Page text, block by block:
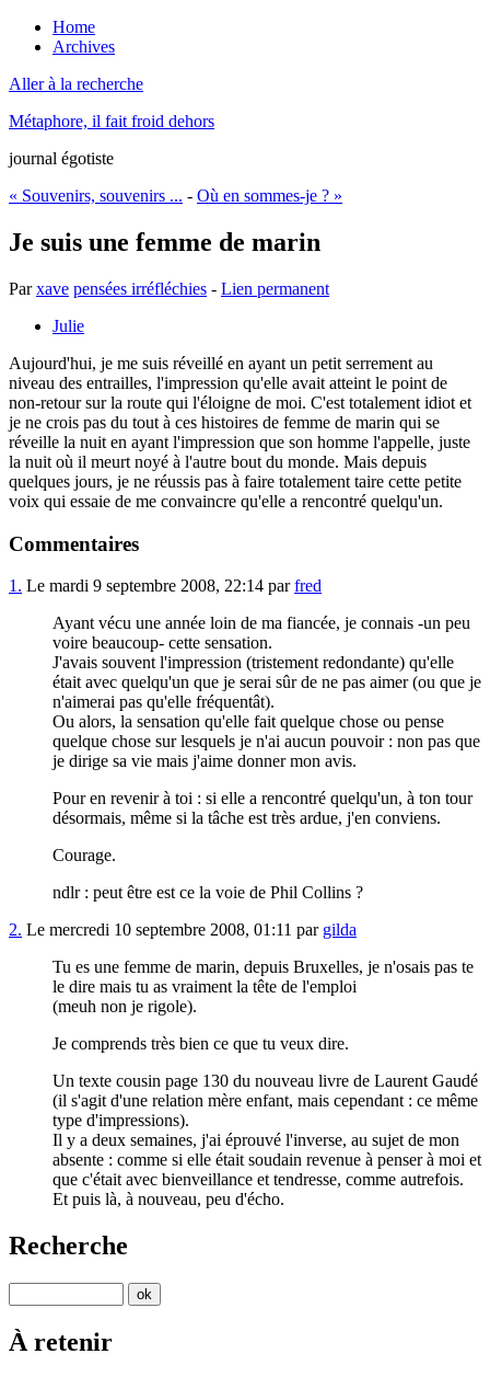
Home
Archives
Aller à la recherche
Métaphore, il fait froid dehors
journal égotiste
« Souvenirs, souvenirs ... - Où en sommes-je ? »
Je suis une femme de marin
Parxave pensées irréfléchies - Lien permanent
Julie
Aujourd'hui, je me suis réveillé en ayant un petit serrement au
niveau des entrailles, l'impression qu'elle avait atteint le point de
non-retour sur la route qui l'éloigne de moi. C'est totalement idiot et
je ne crois pas du tout à ces histoires de femme de marin qui se
réveille la nuit en ayant l'impression que son homme l'appelle, juste
la nuit où il meurt noyé à l'autre bout du monde. Mais depuis
quelques jours, je ne réussis pas à faire totalement taire cette petite
voix qui essaie de me convaincre qu'elle a rencontré quelqu'un.
Commentaires
1. Le mardi 9 septembre 2008, 22:14 parfred
Ayant vécu une année loin de ma fiancée, je connais -un peu
voire beaucoup- cette sensation.
J'avais souvent l'impression (tristement redondante) qu'elle
était avec quelqu'un que je serai sûr de ne pas aimer (ou que je
n'aimerai pas qu'elle fréquentât).
Ou alors, la sensation qu'elle fait quelque chose ou pense
quelque chose sur lesquels je n'ai aucun pouvoir : non pas que
je dirige sa vie mais j'aime donner mon avis.
Pour en revenir à toi : si elle a rencontré quelqu'un, à ton tour
désormais, même si la tâche est très ardue, j'en conviens.
Courage.
ndlr : peut être est ce la voie de Phil Collins ?
2. Le mercredi 10 septembre 2008, 01:11 par gilda
Tu es une femme de marin, depuis Bruxelles, je n'osais pas te
le dire mais tu as vraiment la tête de l'emploi
(meuh non je rigole).
Je comprends très bien ce que tu veux dire.
Un texte cousin page 130 du nouveau livre de Laurent Gaudé
(il s'agit d'une relation mère enfant, mais cependant : ce même
type d'impressions).
Il y a deux semaines, j'ai éprouvé l'inverse, au sujet de mon
absente : comme si elle était soudain revenue à penser à moi et
que c'était avec bienveillance et tendresse, comme autrefois.
Et puis là, à nouveau, peu d'écho.
Recherche
À retenir